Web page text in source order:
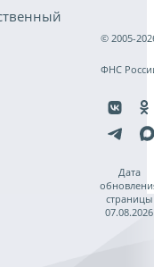
© 2005-
ФНС
Дата
страницы
07.08.2026